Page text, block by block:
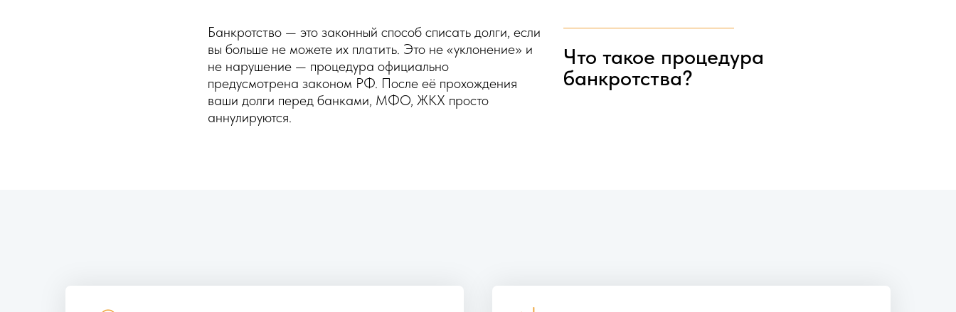
Что такое процедура
банкротства?
Банкротство — это законный способ списать долги, если
вы больше не можете их платить. Это не «уклонение» и
не нарушение — процедура официально
предусмотрена законом РФ. После её прохождения
ваши долги перед банками, МФО, ЖКХ просто
аннулируются.